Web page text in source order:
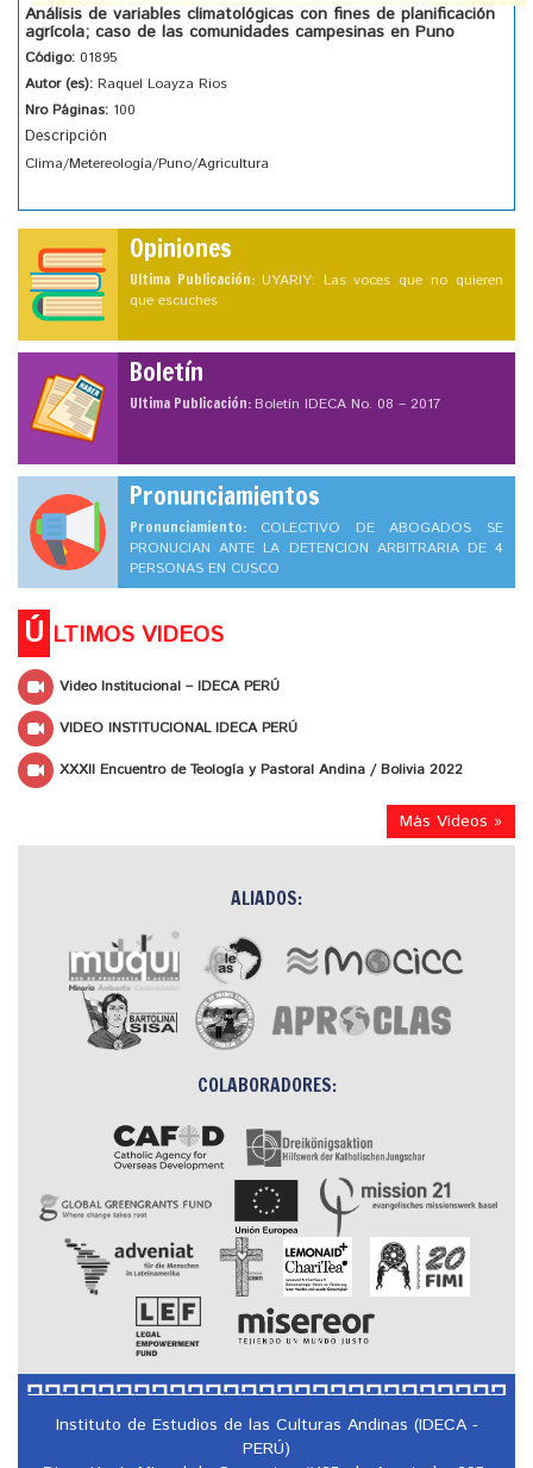
Análisis de variables climatológicas con fines de planificación
agrícola; caso de las comunidades campesinas en Puno
Código: 01895
Autor (es): Raquel Loayza Rios
Nro Páginas: 100
Descripción
Clima/Metereología/Puno/Agricultura
Opiniones
Ultima Publicación: UYARIY: Las voces que no quieren
que escuches
Boletín
Ultima Publicación:Boletín IDECA No. 08 – 2017
Pronunciamientos
Pronunciamiento: COLECTIVO DE ABOGADOS SE
PRONUCIAN ANTE LA DETENCION ARBITRARIA DE 4
PERSONAS EN CUSCO
Ú LTIMOS VIDEOS
Video Institucional – IDECA PERÚ
VIDEO INSTITUCIONAL IDECA PERÚ
XXXII Encuentro de Teología y Pastoral Andina / Bolivia 2022
Más Videos »
ALIADOS:
COLABORADORES:
Instituto de Estudios de las Culturas Andinas (IDECA -
PERÚ)